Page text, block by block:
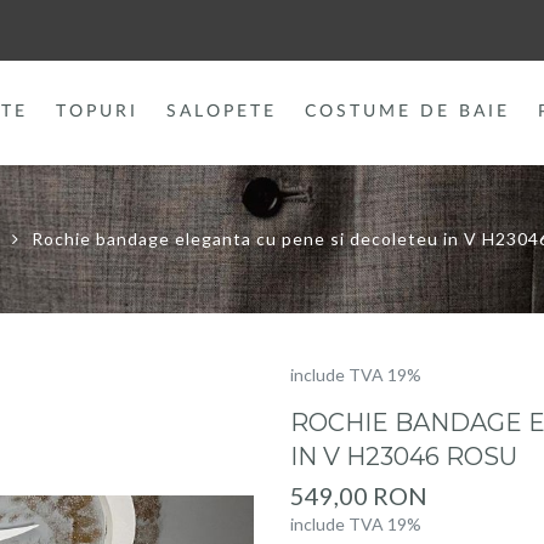
TOPURI SALOPETE COSTUME DE BAIE
Rochie bandage eleganta cu pene si decoleteu in V
include TVA 19%
ROCHIE BANDAGE
IN V H23046 ROSU
549,00 RON
include TVA 19%